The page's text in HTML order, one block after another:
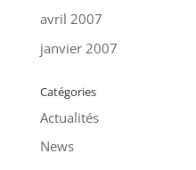
avril 2007
janvier 2007
Catégories
Actualités
News